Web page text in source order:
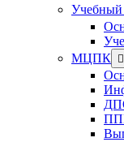
МЦПК